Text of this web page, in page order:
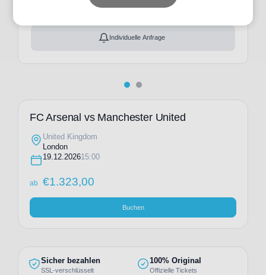
Ticket(s) + Hotel
Individuelle Anfrage
FC Arsenal vs Manchester United
United Kingdom
London
19.12.202615:00
ab €1.323,00
Buchen
Sicher bezahlen
SSL-verschlüsselt
100% Original
Offizielle Tickets